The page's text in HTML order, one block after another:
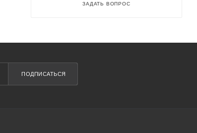
ЗАДАТЬ ВОПРОС
ПОДПИСАТЬСЯ